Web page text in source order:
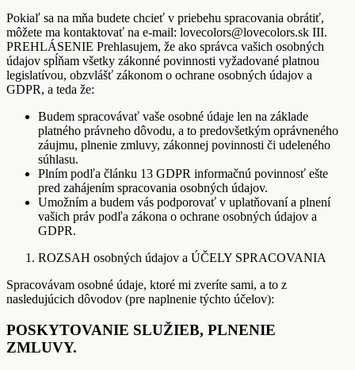
Pokiaľ sa na mňa budete chcieť v priebehu spracovania obrátiť,
môžete ma kontaktovať na e-mail: lovecolors@lovecolors.sk III.
PREHLÁSENIE Prehlasujem, že ako správca vašich osobných
údajov spĺňam všetky zákonné povinnosti vyžadované platnou
legislatívou, obzvlášť zákonom o ochrane osobných údajov a
GDPR, a teda že:
Budem spracovávať vaše osobné údaje len na základe
platného právneho dôvodu, a to predovšetkým oprávneného
záujmu, plnenie zmluvy, zákonnej povinnosti či udeleného
súhlasu.
Plním podľa článku 13 GDPR informačnú povinnosť ešte
pred zahájením spracovania osobných údajov.
Umožním a budem vás podporovať v uplatňovaní a plnení
vašich práv podľa zákona o ochrane osobných údajov a
GDPR.
ROZSAH osobných údajov a ÚČELY SPRACOVANIA
Spracovávam osobné údaje, ktoré mi zveríte sami, a to z
nasledujúcich dôvodov (pre naplnenie týchto účelov):
POSKYTOVANIE SLUŽIEB, PLNENIE
ZMLUVY.